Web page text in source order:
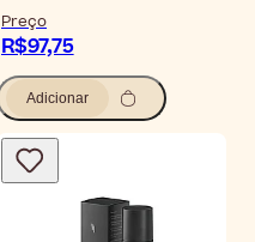
Preço
R$97,75
Adicionar